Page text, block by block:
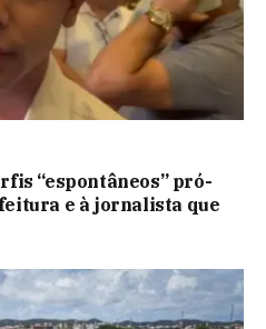
“espontâneos” pró-
e à jornalista que